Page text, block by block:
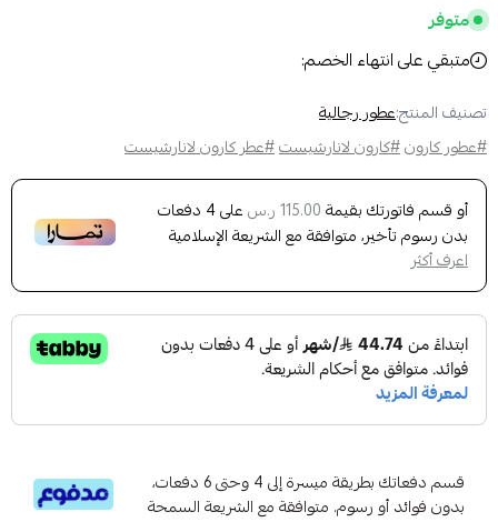
متوفر
متبقي على انتهاء الخصم:
تصنيف المنتج:عطور رجالية
#عطور كارون#كارون لانارشيست#عطر كارون لانارشيست
أو قسم فاتورتك بقيمة 115.00 ر.س على4 دفعات
بدون رسوم تأخير، متوافقة مع الشريعة الإسلامية
اعرف أكثر
قسم دفعاتك بطريقة ميسرة إلى 4 وحتى 6 دفعات،
بدون فوائد أو رسوم. متوافقة مع الشريعة السمحة